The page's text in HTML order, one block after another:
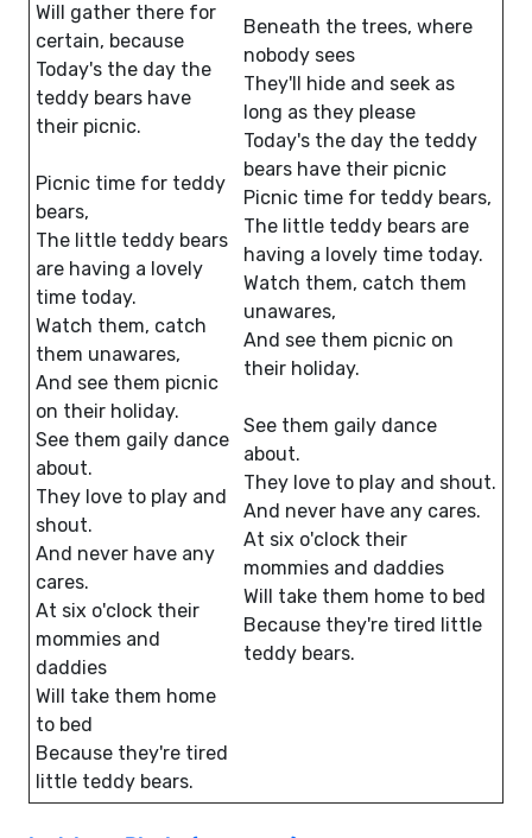
Will gather there for
certain, because
Today's the day the
teddy bears have
their picnic.
Picnic time for teddy
bears,
The little teddy bears
are having a lovely
time today.
Watch them, catch
them unawares,
And see them picnic
on their holiday.
See them gaily dance
about.
They love to play and
shout.
And never have any
cares.
At six o'clock their
mommies and
daddies
Will take them home
to bed
Because they're tired
little teddy bears.
Beneath the trees, where
nobody sees
They'll hide and seek as
long as they please
Today's the day the teddy
bears have their picnic
Picnic time for teddy bears,
The little teddy bears are
having a lovely time today.
Watch them, catch them
unawares,
And see them picnic on
their holiday.
See them gaily dance
about.
They love to play and shout.
And never have any cares.
At six o'clock their
mommies and daddies
Will take them home to bed
Because they're tired little
teddy bears.